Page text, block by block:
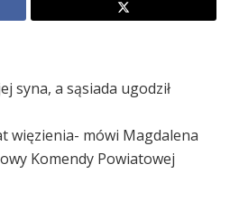
syna, a sąsiada ugodził
więzienia- mówi Magdalena
Komendy Powiatowej